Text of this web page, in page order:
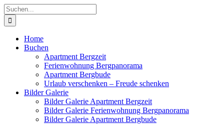
Zum
Inhalt
springen
Suche
nach:
Home
Buchen
Apartment Bergzeit
Ferienwohnung Bergpanorama
Apartment Bergbude
Urlaub verschenken – Freude schenken
Bilder Galerie
Bilder Galerie Apartment Bergzeit
Bilder Galerie Ferienwohnung Bergpanorama
Bilder Galerie Apartment Bergbude